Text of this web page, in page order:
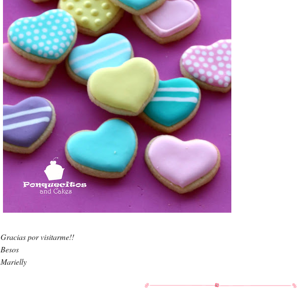
Gracias por visitarme!!
Besos
Marielly